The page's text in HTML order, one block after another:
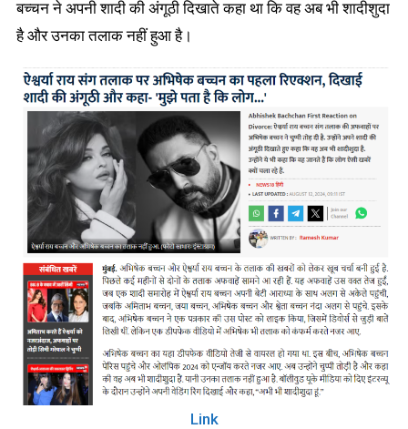
बच्चन ने अपनी शादी की अंगूठी दिखाते कहा था कि वह अब भी शादीशुदा
है और उनका तलाक नहीं हुआ है।
Link